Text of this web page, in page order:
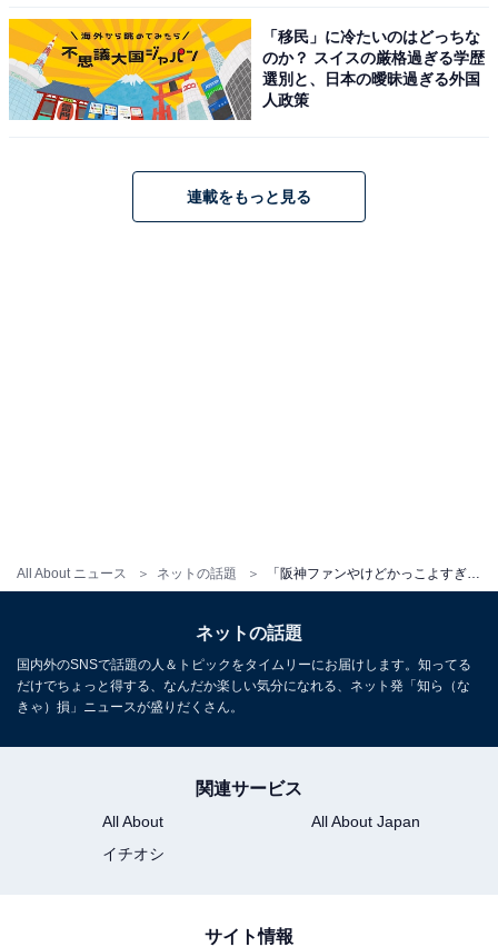
All About ニュース ネットの話題
「移民」に冷たいのはどっちな
のか？ スイスの厳格過ぎる学歴
選別と、日本の曖昧過ぎる外国
人政策
連載をもっと見る
ネットの話題
国内外のSNSで話題の人＆トピックをタイムリーにお届けします。知ってる
だけでちょっと得する、なんだか楽しい気分になれる、ネット発「知ら（な
きゃ）損」ニュースが盛りだくさん。
関連サービス
All About
All About Japan
イチオシ
サイト情報